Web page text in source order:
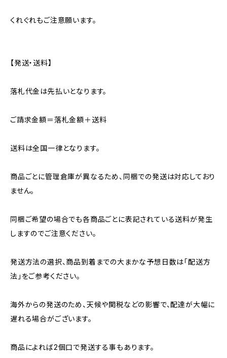
くれぐれもご注意願います。
【発送・送料】
落札代金は先払いとなります。
ご請求金額＝落札金額＋送料
送料は全国一律となります。
商品ごとに管理倉庫が異なるため、同梱での発送は対応しており
ません。
同梱ご希望の場合でも各商品ごとに表記されている送料が発生
しますのでご注意ください。
発送方法の選択、商品到着までの大まかな予想日数は「配送方
法」をご参考ください。
海外からの発送のため、天候や関税などの影響で、配達が大幅に
遅れる場合がございます。
商品によれば2個口で発送する事もあります。